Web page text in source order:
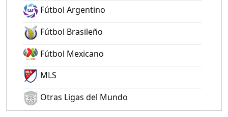
Fútbol Argentino
Fútbol Brasileño
Fútbol Mexicano
MLS
Otras Ligas del Mundo